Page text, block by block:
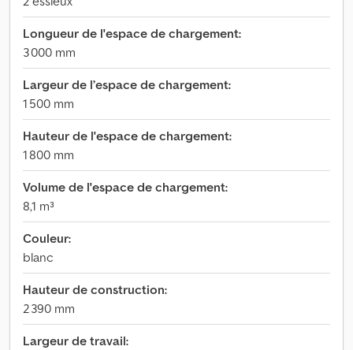
Longueur de l'espace de chargement:
3 000 mm
Largeur de l’espace de chargement:
1 500 mm
Hauteur de l'espace de chargement:
1 800 mm
Volume de l'espace de chargement:
8,1 m³
Couleur:
blanc
Hauteur de construction:
2 390 mm
Largeur de travail: